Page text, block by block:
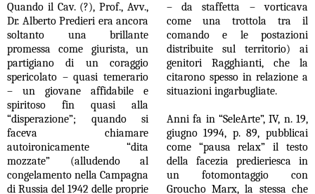
Quando il Cav. (?), Prof., Avv.,
Dr. Alberto Predieri era ancora
soltanto una brillante
promessa come giurista, un
partigiano di un coraggio
spericolato – quasi temerario
– un giovane affidabile e
spiritoso fin quasi alla
“disperazione”; quando si
faceva chiamare
autoironicamente “dita
mozzate” (alludendo al
congelamento nella Campagna
di Russia del 1942 delle proprie
– da staffetta – vorticava
come una trottola tra il
comando e le postazioni
distribuite sul territorio) ai
genitori Ragghianti, che la
citarono spesso in relazione a
situazioni ingarbugliate.
Anni fa in “SeleArte”, IV, n. 19,
giugno 1994, p. 89, pubblicai
come “pausa relax” il testo
della facezia predieriesca in
un fotomontaggio con
Groucho Marx, la stessa che